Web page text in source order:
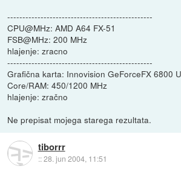
------------------------------------------------
CPU@MHz: AMD A64 FX-51
FSB@MHz: 200 MHz
hlajenje: zracno
------------------------------------------------
Grafična karta: Innovision GeForceFX 6800
Core/RAM: 450/1200 MHz
hlajenje: zračno
Ne prepisat mojega starega rezultata.
tiborrr
::28. jun 2004, 11:51